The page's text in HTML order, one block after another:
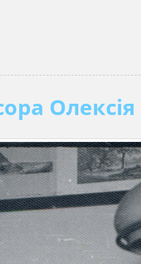
Олексія